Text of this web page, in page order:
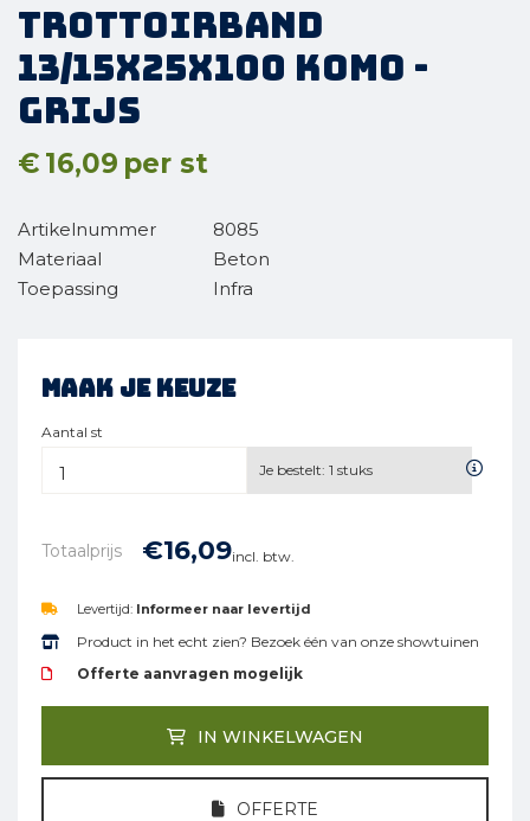
Trottoirband
13/15x25x100 KOMO -
Grijs
€ 16,09 per st
Artikelnummer
8085
Materiaal
Beton
Toepassing
Infra
Maak je keuze
Aantal st
Je bestelt: 1 stuks
Totaalprijs €16,09incl. btw.
Levertijd: Informeer naar levertijd
Product in het echt zien? Bezoek één van onze showtuinen
Offerte aanvragen mogelijk
IN WINKELWAGEN
OFFERTE